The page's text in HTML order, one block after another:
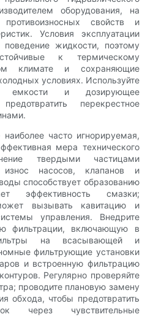
оборудования, на
свойств и
Условия эксплуатации
жидкости, поэтому
к термическому
климате и сохраняющие
условиях. Используйте
емкости и дозирующее
перекрестное
часто игнорируемая,
мера технического
твердыми частицами
износ насосов, клапанов и
способствует образованию
эффективность смазки;
вызывать кавитацию и
управления. Внедрите
фильтрации, включающую в
на всасывающей и
фильтрующие установки
и встроенную фильтрацию
Регулярно проверяйте
проводите плановую замену
обхода, чтобы предотвратить
через чувствительные